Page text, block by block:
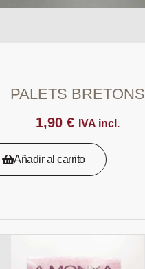
PALETS BRETONS
1,90 € IVA incl.
Añadir al carrito